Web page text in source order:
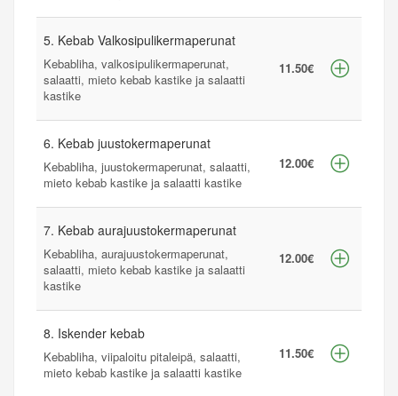
5. Kebab Valkosipulikermaperunat
Kebabliha, valkosipulikermaperunat,
salaatti, mieto kebab kastike ja salaatti
kastike
11.50€
6. Kebab juustokermaperunat
Kebabliha, juustokermaperunat, salaatti,
mieto kebab kastike ja salaatti kastike
12.00€
7. Kebab aurajuustokermaperunat
Kebabliha, aurajuustokermaperunat,
salaatti, mieto kebab kastike ja salaatti
kastike
12.00€
8. Iskender kebab
Kebabliha, viipaloitu pitaleipä, salaatti,
mieto kebab kastike ja salaatti kastike
11.50€